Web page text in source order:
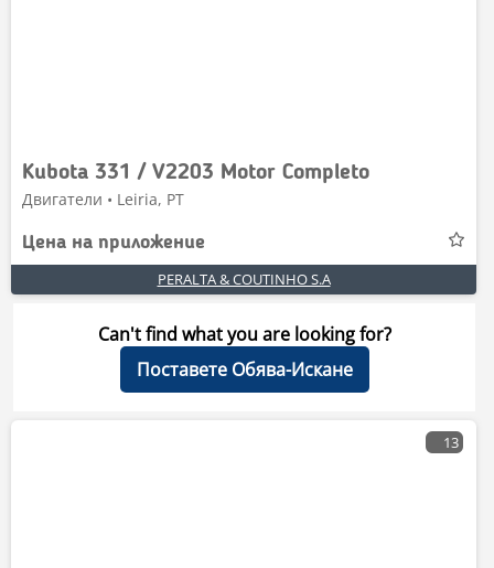
Kubota 331 / V2203 Motor Completo
Двигатели • Leiria, PT
Цена на приложение
PERALTA & COUTINHO S.A
Can't find what you are looking for?
Поставете Обява-Искане
13